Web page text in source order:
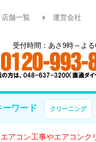
店舗一覧 運営会社
受付時間：あさ9時～よ
ーワード クリーニング
エアコンクリーニング